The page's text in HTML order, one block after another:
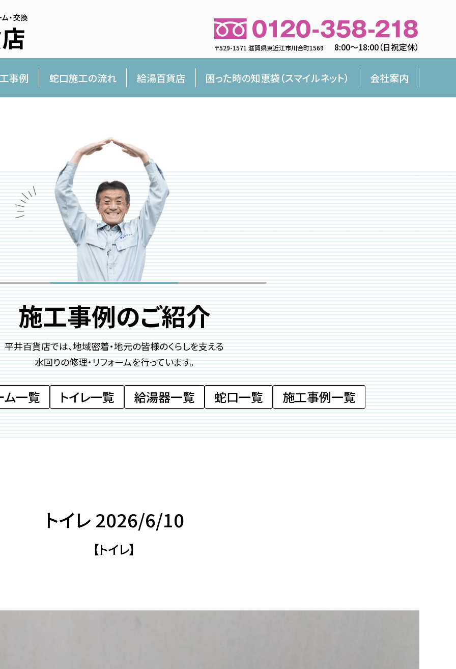
〒529-1571 滋賀県東近江市川合町1569 8:00〜18:00（日祝定休）
事例 蛇口施工の流れ 給湯百貨店 困った時の知恵袋（スマイルネット） 会社案内
施工事例のご紹介
平井百貨店では、地域密着・地元の皆様のくらしを支える
水回りの修理・リフォームを行っています。
ム一覧 トイレ一覧 給湯器一覧 蛇口一覧 施工事例一覧
トイレ 2026/6/10
【トイレ】